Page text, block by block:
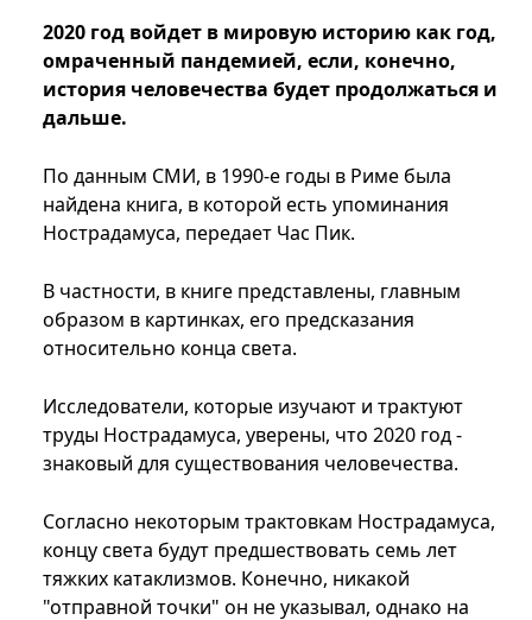
2020 год войдет в мировую историю как год,
омраченный пандемией, если, конечно,
история человечества будет продолжаться и
дальше.
По данным СМИ, в 1990-е годы в Риме была
найдена книга, в которой есть упоминания
Нострадамуса, передает Час Пик.
В частности, в книге представлены, главным
образом в картинках, его предсказания
относительно конца света.
Исследователи, которые изучают и трактуют
труды Нострадамуса, уверены, что 2020 год -
знаковый для существования человечества.
Согласно некоторым трактовкам Нострадамуса,
концу света будут предшествовать семь лет
тяжких катаклизмов. Конечно, никакой
"отправной точки" он не указывал, однако на